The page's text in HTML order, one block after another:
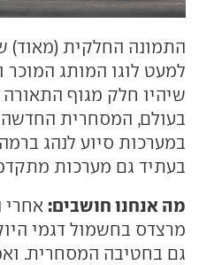
התמונה החלקית (מאוד)
למעט לוגו המותג המוכר
שיהיו חלק מגוף התאורה
בעולם, המסחרית
בעתיד גם מערכות מתקדמות
מה אנחנו חושבים:
מרצדס בחשמול דגמי
גם בחטיבה המסחרית.